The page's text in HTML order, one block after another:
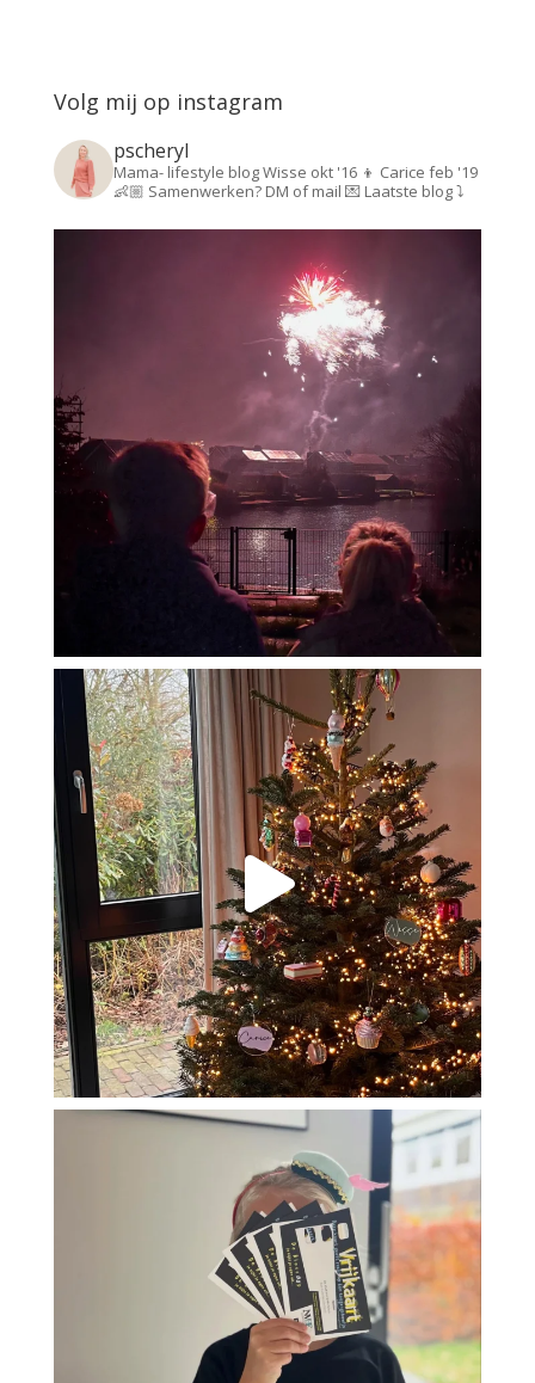
Volg mij op instagram
pscheryl
Mama- lifestyle blogWisse okt '16 👦 Carice feb '19
👶🏼 Samenwerken? DM of mail 💌Laatste blog ⤵️